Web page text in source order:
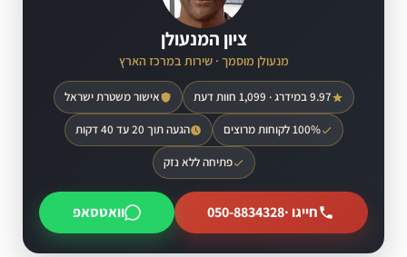
ציון המנעולן
מנעולן מוסמך · שירות במרכז הארץ
9.97 במידרג · 1,099 חוות דעת אישור משטרת ישראל
100% לקוחות מרוצים הגעה תוך 20 עד 40 דקות
פתיחה ללא נזק
חייגו ·050-8834328 וואטסאפ